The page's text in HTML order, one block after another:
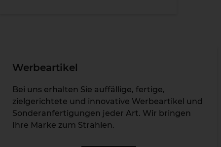
Werbeartikel
Bei uns erhalten Sie auffällige, fertige,
zielgerichtete und innovative Werbeartikel und
Sonderanfertigungen jeder Art. Wir bringen
Ihre Marke zum Strahlen.